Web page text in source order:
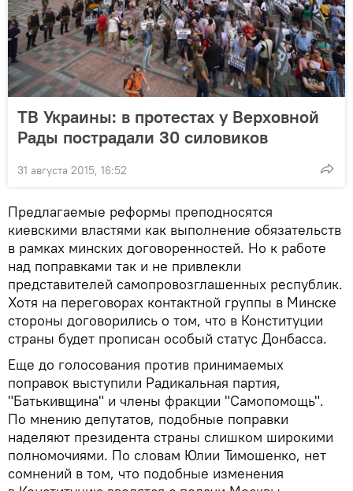
ТВ Украины: в протестах у Верховной
Рады пострадали 30 силовиков
31 августа 2015, 16:52
Предлагаемые реформы преподносятся
киевскими властями как выполнение обязательств
в рамках минских договоренностей. Но к работе
над поправками так и не привлекли
представителей самопровозглашенных республик.
Хотя на переговорах контактной группы в Минске
стороны договорились о том, что в Конституции
страны будет прописан особый статус Донбасса.
Еще до голосования против принимаемых
поправок выступили Радикальная партия,
"Батькивщина" и члены фракции "Самопомощь".
По мнению депутатов, подобные поправки
наделяют президента страны слишком широкими
полномочиями. По словам Юлии Тимошенко, нет
сомнений в том, что подобные изменения